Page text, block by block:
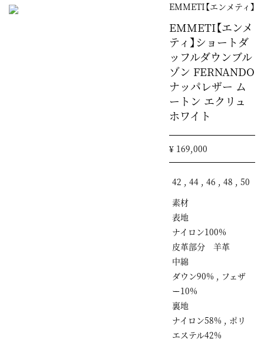
EMMETI【エンメティ】
EMMETI【エンメ
ティ】ショートダ
ッフルダウンブル
ゾン FERNANDO
ナッパレザー ム
ートン エクリュ
ホワイト
¥ 169,000
42 , 44 , 46 , 48 , 50
素材
表地
ナイロン100%
皮革部分 羊革
中綿
ダウン90% , フェザ
ー10%
裏地
ナイロン58% , ポリ
エステル42%